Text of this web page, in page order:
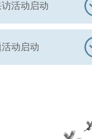
活动启动
动启动